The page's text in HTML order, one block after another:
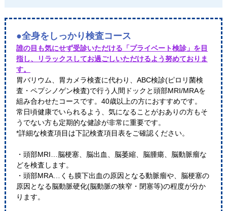
●全身をしっかり検査コース
誰の目も気にせず受診いただける「プライベート検診」を目
指し、リラックスしてお過ごしいただけるよう努めておりま
す。
胃バリウム、胃カメラ検査に代わり、ABC検診(ピロリ菌検
査・ペプシノゲン検査)で行う人間ドックと頭部MRI/MRAを
組み合わせたコースです。40歳以上の方におすすめです。
常日頃健康でいられるよう、気になることがおありの方もそ
うでない方も定期的な健診が非常に重要です。
*詳細な検査項目は下記検査項目表をご確認ください。
・頭部MRI…脳梗塞、脳出血、脳萎縮、脳腫瘍、脳動脈瘤な
どを検査します。
・頭部MRA…くも膜下出血の原因となる動脈瘤や、脳梗塞の
原因となる脳動脈硬化(脳動脈の狭窄・閉塞等)の程度が分か
ります。